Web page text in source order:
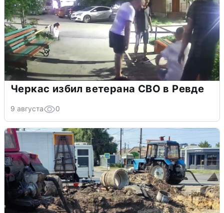
Черкас избил ветерана СВО в Ревде
9 августа 0